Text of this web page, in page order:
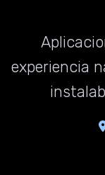
experiencia